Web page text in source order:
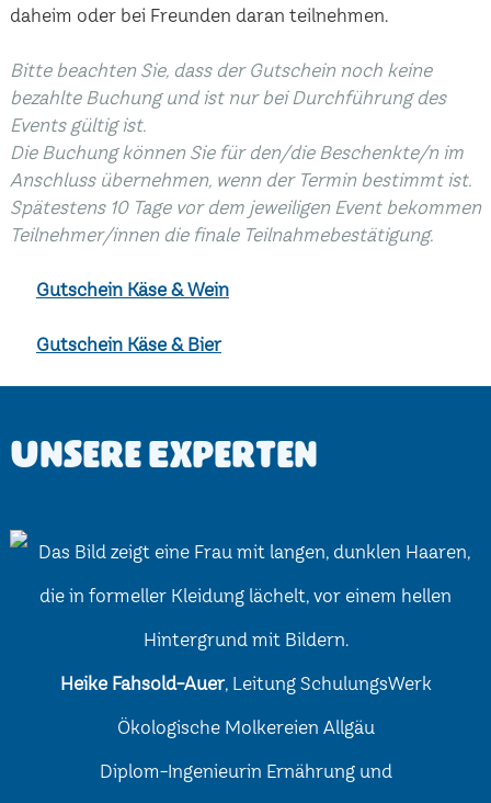
daheim oder bei Freunden daran teilnehmen.
Bitte beachten Sie, dass der Gutschein noch keine
bezahlte Buchung und ist nur bei Durchführung des
Events gültig ist.
Die Buchung können Sie für den/die Beschenkte/n im
Anschluss übernehmen, wenn der Termin bestimmt ist.
Spätestens 10 Tage vor dem jeweiligen Event bekommen
Teilnehmer/innen die finale Teilnahmebestätigung.
Gutschein Käse & Wein
Gutschein Käse & Bier
Unsere Experten
Heike Fahsold-Auer, Leitung SchulungsWerk
Ökologische Molkereien Allgäu
Diplom-Ingenieurin Ernährung und